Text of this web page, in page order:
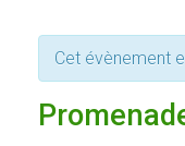
Cet évènement